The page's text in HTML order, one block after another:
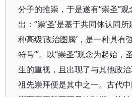
分子的推崇，于是遂有“崇圣”
出：“崇‘圣’是基于共同体认同
种高级‘政治图腾’，是一种具有
符号’”。以“崇圣”观念为起始
生的重视，且出现了与其他政
祖先崇拜便是其中之一。古代